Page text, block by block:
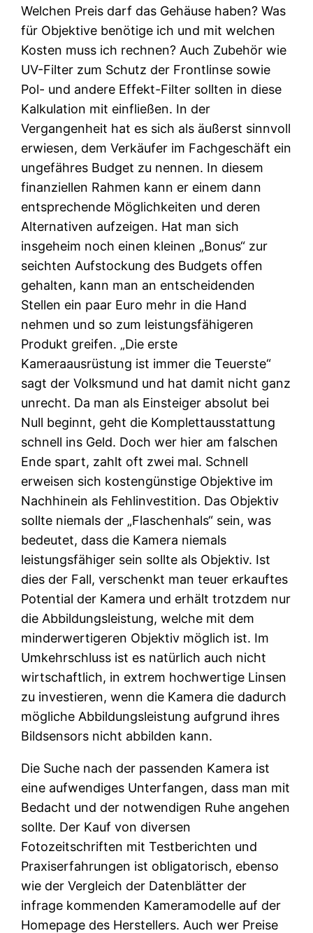
Welchen Preis darf das Gehäuse haben? Was
für Objektive benötige ich und mit welchen
Kosten muss ich rechnen? Auch Zubehör wie
UV-Filter zum Schutz der Frontlinse sowie
Pol- und andere Effekt-Filter sollten in diese
Kalkulation mit einfließen. In der
Vergangenheit hat es sich als äußerst sinnvoll
erwiesen, dem Verkäufer im Fachgeschäft ein
ungefähres Budget zu nennen. In diesem
finanziellen Rahmen kann er einem dann
entsprechende Möglichkeiten und deren
Alternativen aufzeigen. Hat man sich
insgeheim noch einen kleinen „Bonus“ zur
seichten Aufstockung des Budgets offen
gehalten, kann man an entscheidenden
Stellen ein paar Euro mehr in die Hand
nehmen und so zum leistungsfähigeren
Produkt greifen. „Die erste
Kameraausrüstung ist immer die Teuerste“
sagt der Volksmund und hat damit nicht ganz
unrecht. Da man als Einsteiger absolut bei
Null beginnt, geht die Komplettausstattung
schnell ins Geld. Doch wer hier am falschen
Ende spart, zahlt oft zwei mal. Schnell
erweisen sich kostengünstige Objektive im
Nachhinein als Fehlinvestition. Das Objektiv
sollte niemals der „Flaschenhals“ sein, was
bedeutet, dass die Kamera niemals
leistungsfähiger sein sollte als Objektiv. Ist
dies der Fall, verschenkt man teuer erkauftes
Potential der Kamera und erhält trotzdem nur
die Abbildungsleistung, welche mit dem
minderwertigeren Objektiv möglich ist. Im
Umkehrschluss ist es natürlich auch nicht
wirtschaftlich, in extrem hochwertige Linsen
zu investieren, wenn die Kamera die dadurch
mögliche Abbildungsleistung aufgrund ihres
Bildsensors nicht abbilden kann.
Die Suche nach der passenden Kamera ist
eine aufwendiges Unterfangen, dass man mit
Bedacht und der notwendigen Ruhe angehen
sollte. Der Kauf von diversen
Fotozeitschriften mit Testberichten und
Praxiserfahrungen ist obligatorisch, ebenso
wie der Vergleich der Datenblätter der
infrage kommenden Kameramodelle auf der
Homepage des Herstellers. Auch wer Preise